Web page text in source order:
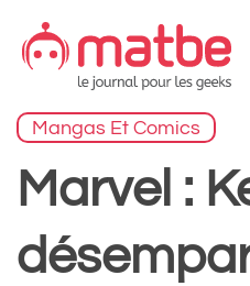
contenu
Mangas Et Comics
Marvel :